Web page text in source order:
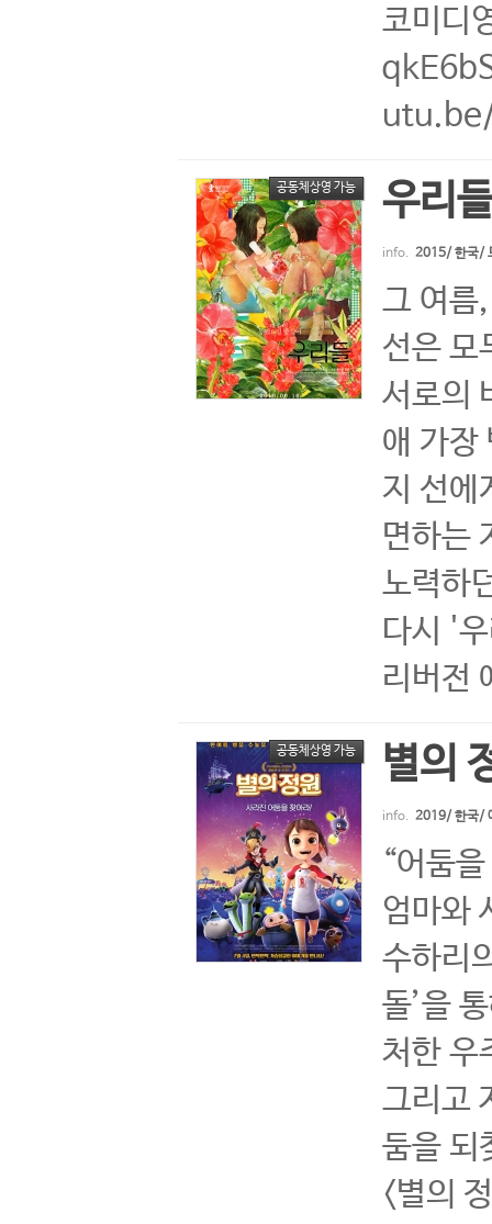
코미디
공동체상영 가능 우리
info. 2015/ 한국/
그 여름
선은 모
서로의
애 가장
지 선에
면하는
노력하
다시 '
리버
공동체상영 가능 별의
info. 2019/ 한국/
“어둠
엄마와
수하리
돌’을
처한 우
그리고
둠을 되
<별의